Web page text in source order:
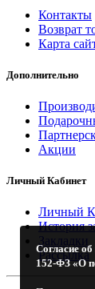
Контакты
Возврат
Карта
Дополнительно
Акции
Личный Кабинет
Личный
История
Закладки
Рассылка
Согласие
152-ФЗ «О